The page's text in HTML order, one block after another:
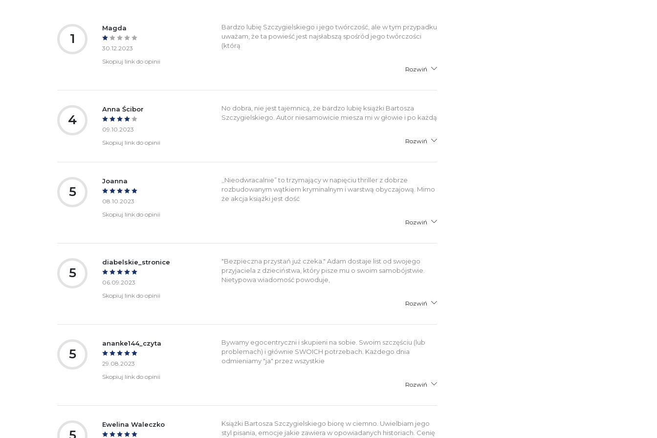
1
Magda
30.12.2023
Skopiuj link do opinii
Bardzo lubię Szczygielskiego i jego twórczość, ale w tym przypadku
uważam, że ta powieść jest najsłabszą spośród jego twórczości
(którą
Rozwiń
4
Anna Ścibor
09.10.2023
Skopiuj link do opinii
No dobra, nie jest tajemnicą, że bardzo lubię książki Bartosza
Szczygielskiego. Autor niesamowicie miesza mi w głowie i po każdą
Rozwiń
5
Joanna
08.10.2023
Skopiuj link do opinii
,,Nieodwracalnie” to trzymający w napięciu thriller z dobrze
rozbudowanym wątkiem kryminalnym i warstwą obyczajową. Mimo
że akcja książki jest dość
Rozwiń
5
diabelskie_stronice
06.09.2023
Skopiuj link do opinii
"Bezpieczna przystań już czeka." Adam dostaje list od swojego
przyjaciela z dzieciństwa, który pisze mu o swoim samobójstwie.
Nietypowa wiadomość powoduje,
Rozwiń
5
ananke144_czyta
29.08.2023
Skopiuj link do opinii
Bywamy egocentryczni i skupieni na sobie. Swoim szczęściu (lub
problemach) i głównie SWOICH potrzebach. Każdego dnia
odmieniamy "ja" przez wszystkie
Rozwiń
5
Ewelina Waleczko
Książki Bartosza Szczygielskiego biorę w ciemno. Uwielbiam jego
styl pisania, emocje jakie zawiera w opowiadanych historiach. Cenię